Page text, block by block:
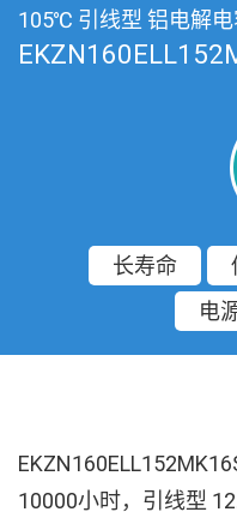
105℃ 引线型 铝电解电
长寿命
电
10000小时，引线型